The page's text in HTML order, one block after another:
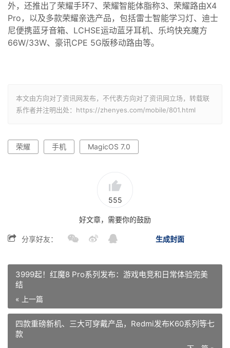
外，还推出了荣耀手环7、荣耀智能体脂称3、荣耀路由X4
Pro，以及多款荣耀亲选产品，包括雷士智能学习灯、迪士
尼便携蓝牙音箱、LCHSE运动蓝牙耳机、 乐坞快充魔方
66W/33W、豪讯CPE 5G版移动路由等。
本文由方向对了资讯网发布，不代表方向对了资讯网立场，转载联
系作者并注明出处：https://zhenyes.com/mobile/801.html
荣耀 手机 MagicOS 7.0
555
好文章，需要你的鼓励
生成封面
分享好友：
3999起！红魔8 Pro系列发布：游戏电竞和日常体验完美
结
« 上一篇
四款重磅新机、三大可穿戴产品，Redmi发布K60系列等七
款